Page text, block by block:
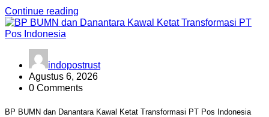
Continue reading
indopostrust
Agustus 6, 2026
0 Comments
BP BUMN dan Danantara Kawal Ketat Transformasi PT Pos Indonesia